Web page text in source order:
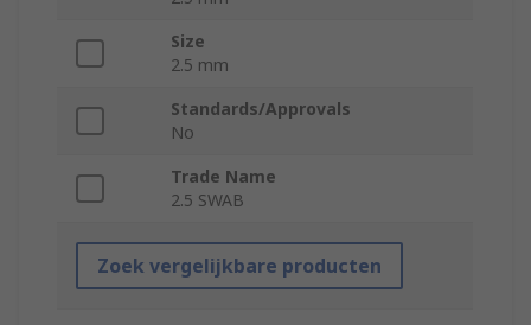
Size
2.5 mm
Standards/Approvals
No
Trade Name
2.5 SWAB
Zoek vergelijkbare producten